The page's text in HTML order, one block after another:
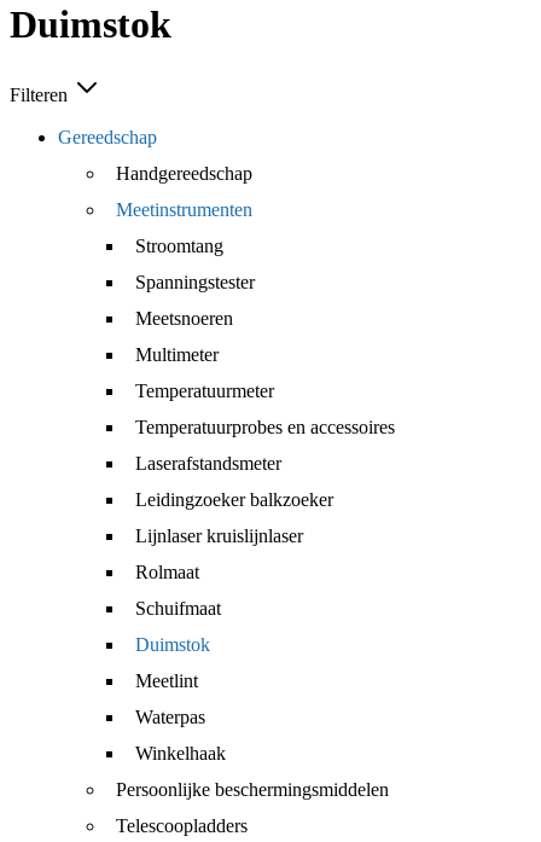
Duimstok
Filteren
Gereedschap
Handgereedschap
Meetinstrumenten
Stroomtang
Spanningstester
Meetsnoeren
Multimeter
Temperatuurmeter
Temperatuurprobes en accessoires
Laserafstandsmeter
Leidingzoeker balkzoeker
Lijnlaser kruislijnlaser
Rolmaat
Schuifmaat
Duimstok
Meetlint
Waterpas
Winkelhaak
Persoonlijke beschermingsmiddelen
Telescoopladders